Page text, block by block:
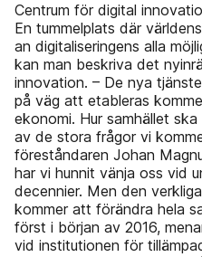
Centrum för digital
En tummelplats där
an digitaliseringens alla
kan man beskriva det
innovation. – De nya
på väg att etableras
ekonomi. Hur samhället
av de stora frågor vi
föreståndaren Johan
har vi hunnit vänja oss vid
decennier. Men den
kommer att förändra hela
först i början av 2016,
vid institutionen för